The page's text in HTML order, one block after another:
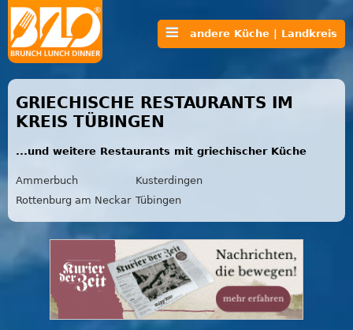
andere Küche | Landkreis
GRIECHISCHE RESTAURANTS IM
KREIS TÜBINGEN
...und weitere Restaurants mit griechischer Küche
Ammerbuch
Kusterdingen
Rottenburg am Neckar Tübingen